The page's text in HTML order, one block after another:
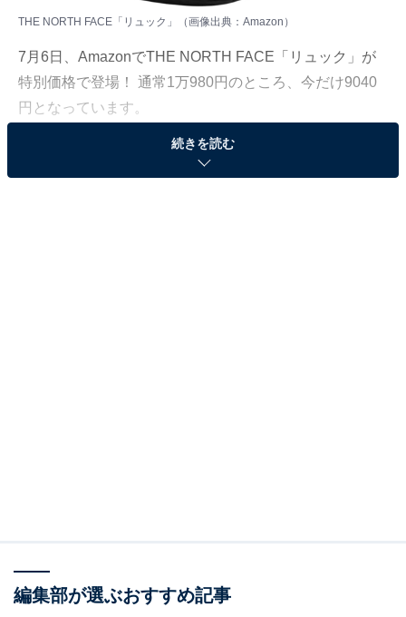
THE NORTH FACE「リュック」（画像出典：Amazon）
7月6日、 AmazonでTHE NORTH FACE「リュック」が
特別価格で登場！ 通常1万980円のところ、今だけ9040
円となっています。
そのほかにも注目の商品がラインナップされているので,
THE NORTH FACEの「リュック」が限定価格
に！ 18％オフで登場
続きを読む
編集部が選ぶおすすめ記事